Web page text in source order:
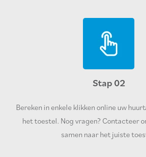
Stap 02
Bereken in enkele klikken online uw
het toestel. Nog vragen? Contacteer
samen naar het juiste